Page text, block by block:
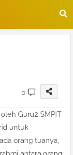
0
Guru2 SMPIT
untuk
orang tuanya,